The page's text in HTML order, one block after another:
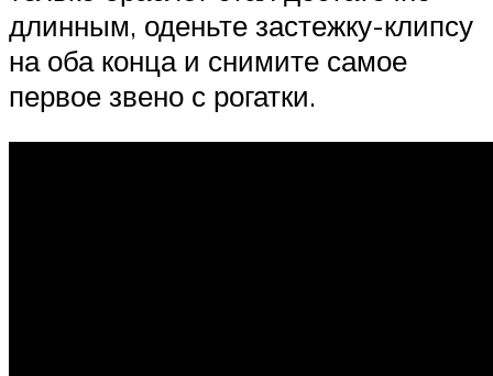
длинным, оденьте застежку-клипсу
на оба конца и снимите самое
первое звено с рогатки.